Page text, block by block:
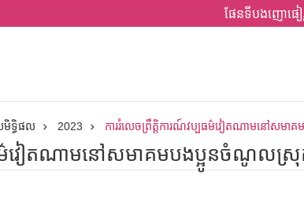
ផែនទីបងញោផៀ
ទ្ធិផល 2023 ការរំលេចព្រឹត្តិការណ៍វប្បធម៌វៀតណាមនៅសមា
ធម៌វៀតណាមនៅសមាគមបងប្អូនចំណូលស្រុ